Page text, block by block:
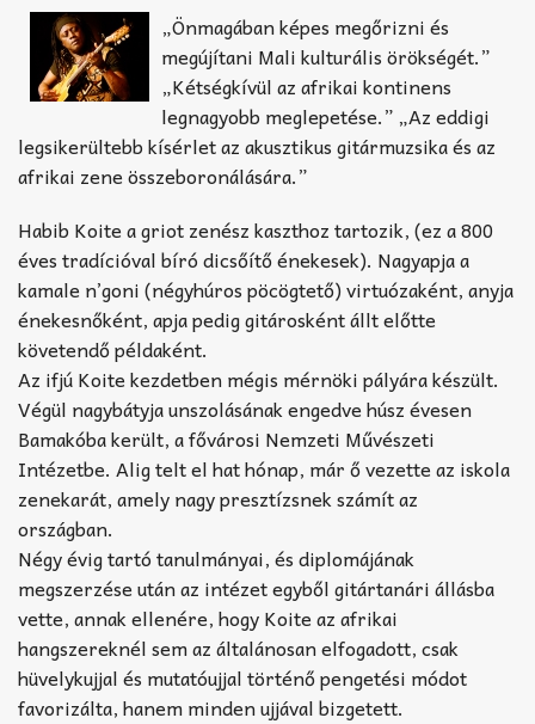
„Önmagában képes megőrizni és
megújítani Mali kulturális örökségét.”
„Kétségkívül az afrikai kontinens
legnagyobb meglepetése.” „Az eddigi
legsikerültebb kísérlet az akusztikus gitármuzsika és az
afrikai zene összeboronálására.”
Habib Koite a griot zenész kaszthoz tartozik, (ez a 800
éves tradícióval bíró dicsőítő énekesek). Nagyapja a
kamale n’goni (négyhúros pöcögtető) virtuózaként, anyja
énekesnőként, apja pedig gitárosként állt előtte
követendő példaként.
Az ifjú Koite kezdetben mégis mérnöki pályára készült.
Végül nagybátyja unszolásának engedve húsz évesen
Bamakóba került, a fővárosi Nemzeti Művészeti
Intézetbe. Alig telt el hat hónap, már ő vezette az iskola
zenekarát, amely nagy presztízsnek számít az
országban.
Négy évig tartó tanulmányai, és diplomájának
megszerzése után az intézet egyből gitártanári állásba
vette, annak ellenére, hogy Koite az afrikai
hangszereknél sem az általánosan elfogadott, csak
hüvelykujjal és mutatóujjal történő pengetési módot
favorizálta, hanem minden ujjával bizgetett.